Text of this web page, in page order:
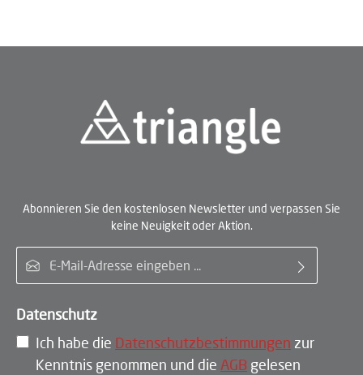
Abonnieren Sie den kostenlosen Newsletter und verpassen Sie
keine Neuigkeit oder Aktion.
Datenschutz
Ich habe die Datenschutzbestimmungen zur
Kenntnis genommen und die AGB gelesen